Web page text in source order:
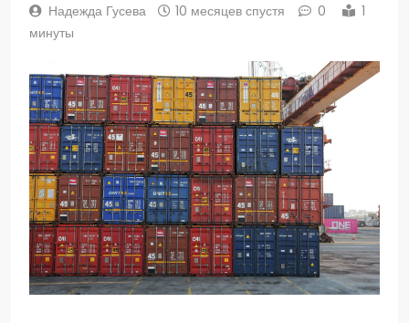
Надежда Гусева 10 месяцев спустя 0
1
минуты